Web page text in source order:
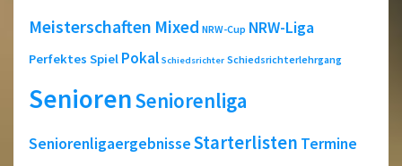
Meisterschaften Mixed NRW-Cup NRW-Liga
Perfektes Spiel Pokal Schiedsrichter Schiedsrichterlehrgang
SeniorenSeniorenliga
SeniorenligaergebnisseStarterlisten Termine